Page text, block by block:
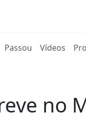
Passou Vídeos
no